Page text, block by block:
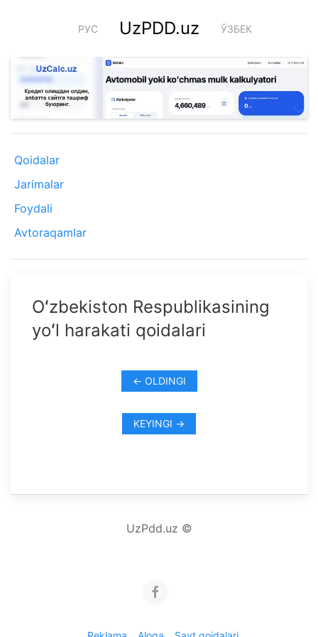
РУС UzPDD.uz ЎЗБЕК
Qoidalar
Jarimalar
Foydali
Avtoraqamlar
Oʻzbekiston Respublikasining
yoʻl harakati qoidalari
← OLDINGI
KEYINGI →
UzPdd.uz ©